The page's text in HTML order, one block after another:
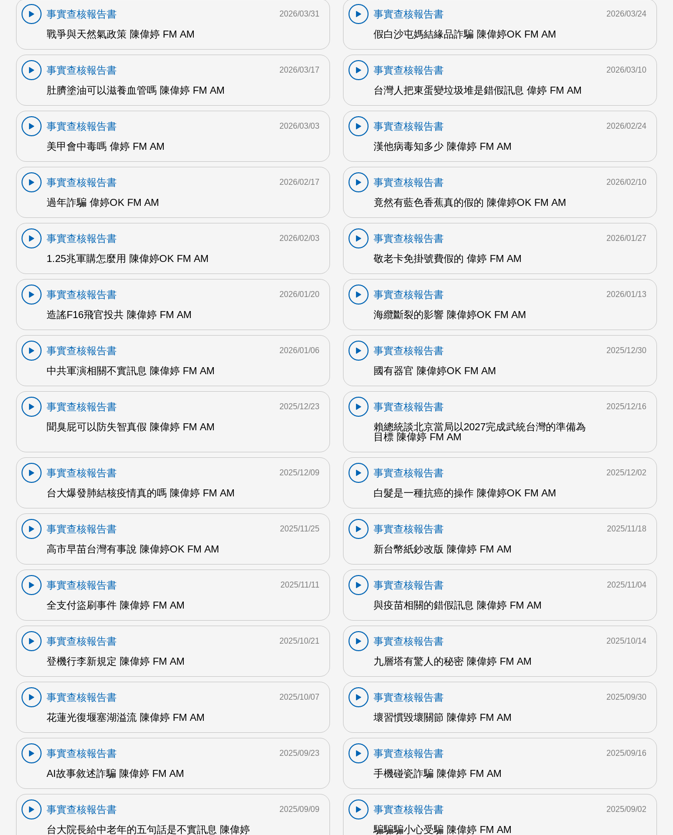
事實查核報告書
戰爭與天然氣政策 陳偉婷 FM AM
2026/03/31
事實查核報告書
假白沙屯媽結緣品詐騙 陳偉婷OK FM AM
2026/03/24
事實查核報告書
肚臍塗油可以滋養血管嗎 陳偉婷 FM AM
2026/03/17
事實查核報告書
台灣人把東蛋變垃圾堆是錯假訊息 偉婷 FM AM
2026/03/10
事實查核報告書
美甲會中毒嗎 偉婷 FM AM
2026/03/03
事實查核報告書
漢他病毒知多少 陳偉婷 FM AM
2026/02/24
事實查核報告書
過年詐騙 偉婷OK FM AM
2026/02/17
事實查核報告書
竟然有藍色香蕉真的假的 陳偉婷OK FM AM
2026/02/10
事實查核報告書
1.25兆軍購怎麼用 陳偉婷OK FM AM
2026/02/03
事實查核報告書
敬老卡免掛號費假的 偉婷 FM AM
2026/01/27
事實查核報告書
造謠F16飛官投共 陳偉婷 FM AM
2026/01/20
事實查核報告書
海纜斷裂的影響 陳偉婷OK FM AM
2026/01/13
事實查核報告書
中共軍演相關不實訊息 陳偉婷 FM AM
2026/01/06
事實查核報告書
國有器官 陳偉婷OK FM AM
2025/12/30
事實查核報告書
聞臭屁可以防失智真假 陳偉婷 FM AM
2025/12/23
事實查核報告書
賴總統談北京當局以2027完成武統台灣的準備為
目標 陳偉婷 FM AM
2025/12/16
事實查核報告書
台大爆發肺結核疫情真的嗎 陳偉婷 FM AM
2025/12/09
事實查核報告書
白髮是一種抗癌的操作 陳偉婷OK FM AM
2025/12/02
事實查核報告書
高市早苗台灣有事說 陳偉婷OK FM AM
2025/11/25
事實查核報告書
新台幣紙鈔改版 陳偉婷 FM AM
2025/11/18
事實查核報告書
全支付盜刷事件 陳偉婷 FM AM
2025/11/11
事實查核報告書
與疫苗相關的錯假訊息 陳偉婷 FM AM
2025/11/04
事實查核報告書
登機行李新規定 陳偉婷 FM AM
2025/10/21
事實查核報告書
九層塔有驚人的秘密 陳偉婷 FM AM
2025/10/14
事實查核報告書
花蓮光復堰塞湖溢流 陳偉婷 FM AM
2025/10/07
事實查核報告書
壞習慣毀壞關節 陳偉婷 FM AM
2025/09/30
事實查核報告書
AI故事敘述詐騙 陳偉婷 FM AM
2025/09/23
事實查核報告書
手機碰瓷詐騙 陳偉婷 FM AM
2025/09/16
事實查核報告書
台大院長給中老年的五句話是不實訊息 陳偉婷
2025/09/09
事實查核報告書
騙騙騙小心受騙 陳偉婷 FM AM
2025/09/02